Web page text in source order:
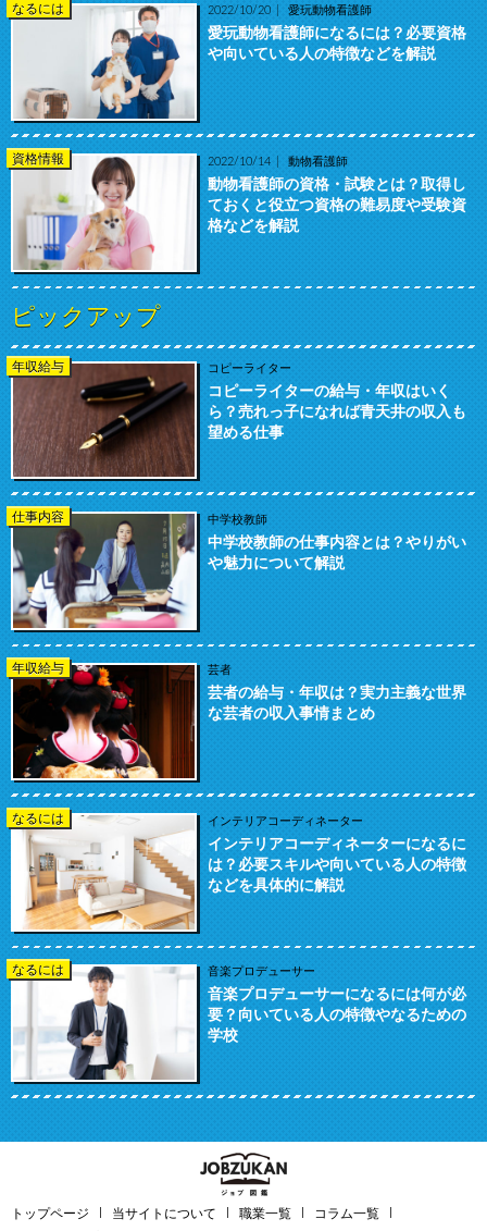
なるには 2022/10/20 愛玩動物看護師
愛玩動物看護師になるには？必要資格
や向いている人の特徴などを解説
資格情報 2022/10/14 動物看護師
動物看護師の資格・試験とは？取得し
ておくと役立つ資格の難易度や受験資
格などを解説
ピックアップ
年収給与 コピーライター
コピーライターの給与・年収はいく
ら？売れっ子になれば青天井の収入も
望める仕事
仕事内容 中学校教師
中学校教師の仕事内容とは？やりがい
や魅力について解説
年収給与 芸者
芸者の給与・年収は？実力主義な世界
な芸者の収入事情まとめ
なるには インテリアコーディネーター
インテリアコーディネーターになるに
は？必要スキルや向いている人の特徴
などを具体的に解説
なるには 音楽プロデューサー
音楽プロデューサーになるには何が必
要？向いている人の特徴やなるための
学校
トップページ 当サイトについて 職業一覧
コラム一覧